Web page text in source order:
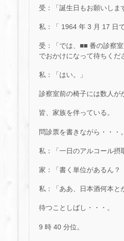
受：「誕生日もお願いしま
私：「 1964 年 3 月 17 日で
受：「では、■■ 番の診察
でおかけになって待ちくだ
私：「はい。」
診察室前の椅子には数人が
皆、家族を伴っている。
問診票を書きながら・・・。
私：「一日のアルコール摂
家：「書く単位があるん？
私：「ああ、日本酒何本と
待つことしばし・・・。
9 時 40 分位。